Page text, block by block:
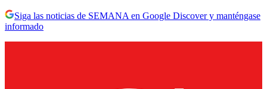
Siga las noticias de SEMANA en Google Discover y manténgase
informado